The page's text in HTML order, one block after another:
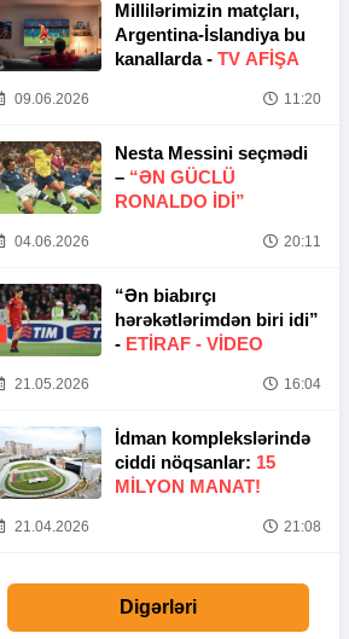
Millilərimizin matçları,
Argentina-İslandiya bu
kanallarda - TV AFİŞA
09.06.2026 11:20
Nesta Messini seçmədi
– “ƏN GÜCLÜ
RONALDO IDI”
04.06.2026 20:11
“Ən biabırçı
hərəkətlərimdən biri idi”
- ETIRAF - VİDEO
21.05.2026 16:04
İdman komplekslərində
ciddi nöqsanlar: 15
MILYON MANAT!
21.04.2026 21:08
Digərləri